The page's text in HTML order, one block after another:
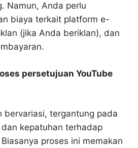
Namun, Anda perlu
biaya terkait platform e-
(jika Anda beriklan), dan
persetujuan YouTube
bervariasi, tergantung pada
kepatuhan terhadap
proses ini memakan